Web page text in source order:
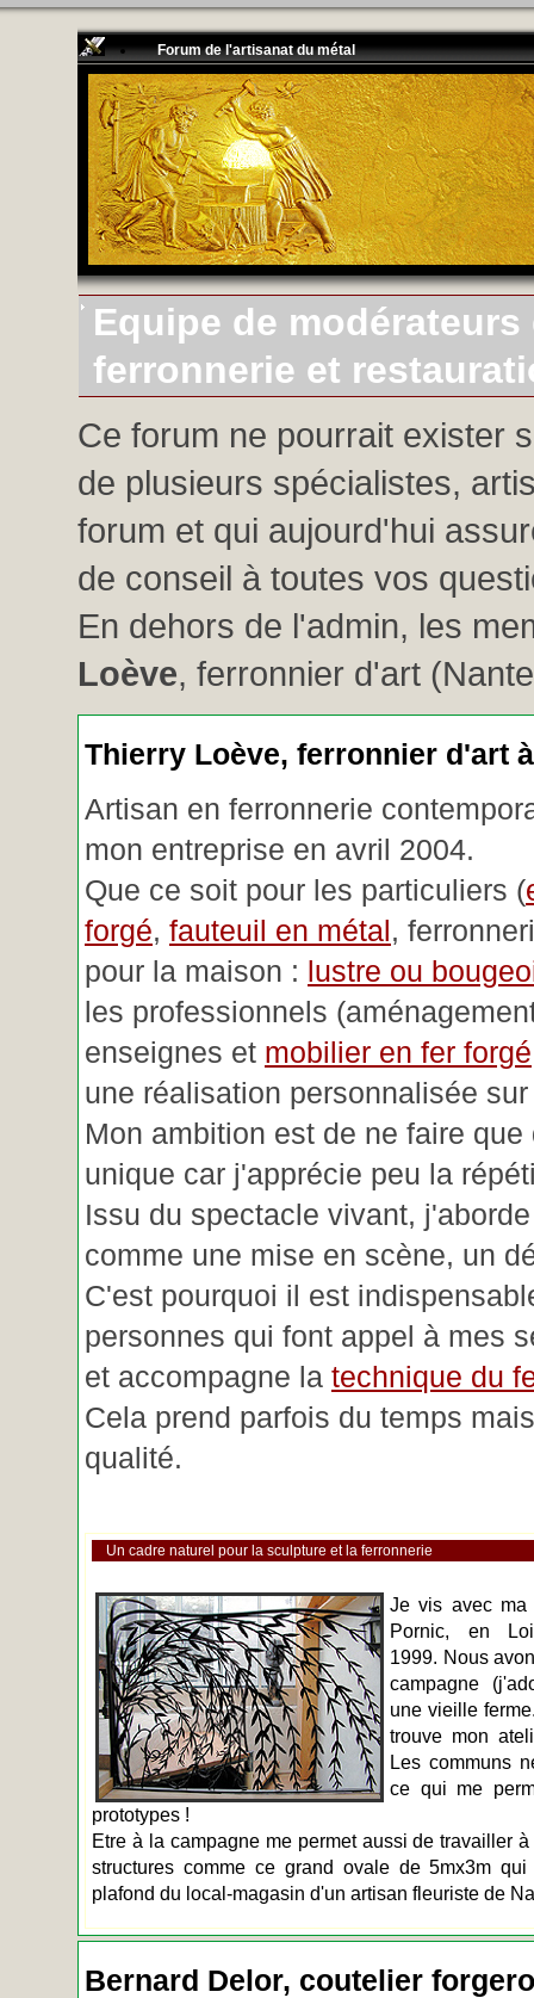
Forum de l'artisanat du métal
Equipe de
ferronnerie et
Ce forum ne pourrait exister
de plusieurs spécialistes,
forum et qui aujourd'hui
de conseil à toutes vos
En dehors de l'admin, les
Loève, ferronnier d'art
Thierry Loève, ferronnier d'art
Artisan en ferronnerie
mon entreprise en avril 2004.
Que ce soit pour les particuliers (
forgé, fauteuil en métal,
pour la maison : lustre ou
les professionnels
enseignes et mobilier en fer forgé
une réalisation personnalisée
Mon ambition est de ne faire que
unique car j'apprécie peu la
Issu du spectacle vivant,
comme une mise en scène, un
C'est pourquoi il est
personnes qui font appel à mes
et accompagne la technique du
Cela prend parfois du temps
qualité.
Un cadre naturel pour la sculpture et la ferronnerie
Je vis avec ma
Pornic, en
1999. Nous
campagne
une vieille
trouve mon
Les communs
ce qui me
prototypes !
Etre à la campagne me permet aussi de travailler
structures comme ce grand ovale de 5mx3m
plafond du local-magasin d'un artisan fleuriste de
Bernard Delor, coutelier